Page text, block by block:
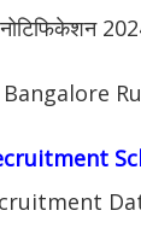
नोटिफिकेशन